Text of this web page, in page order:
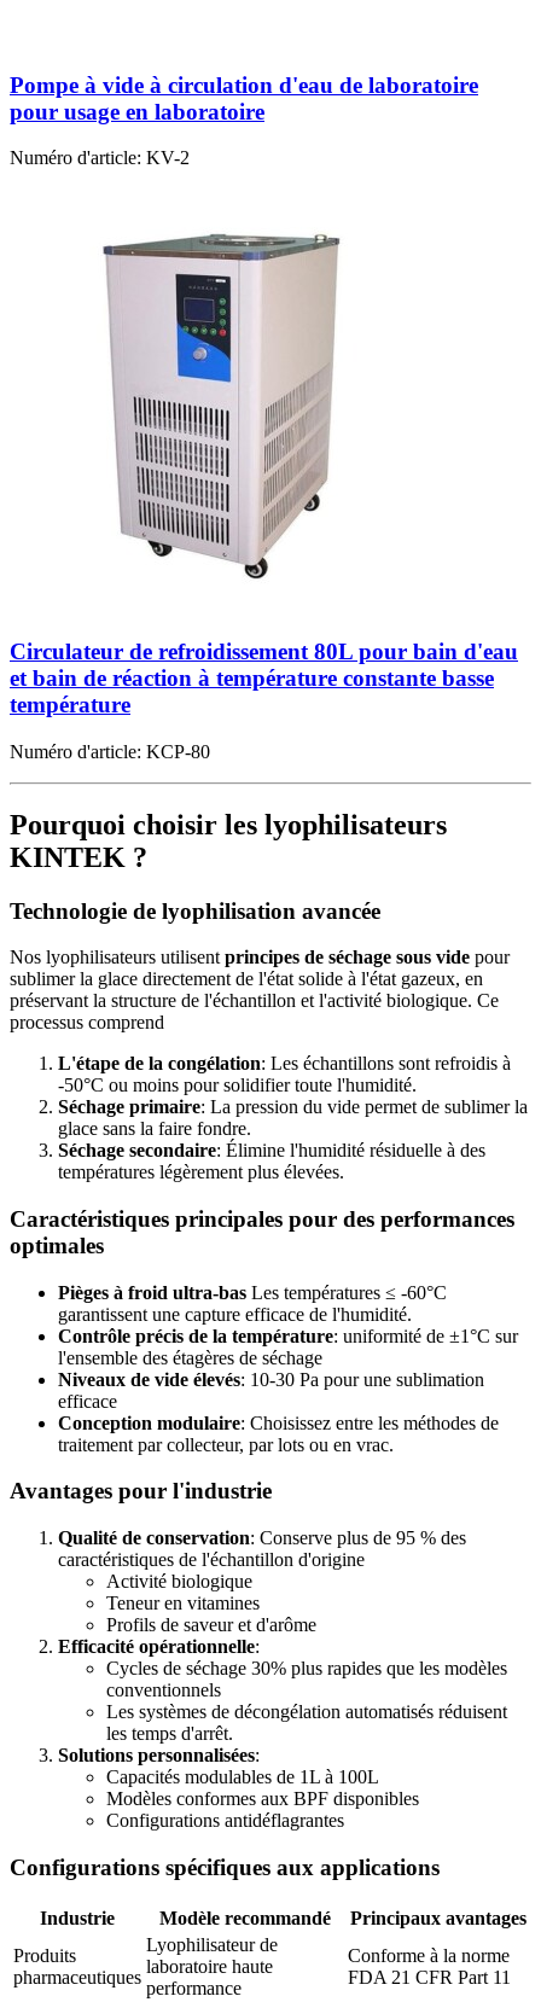
Pompe à vide à circulation d'eau de laboratoire
pour usage en laboratoire
Numéro d'article: KV-2
Circulateur de refroidissement 80L pour bain d'eau
et bain de réaction à température constante basse
température
Numéro d'article: KCP-80
Pourquoi choisir les lyophilisateurs
KINTEK ?
Technologie de lyophilisation avancée
Nos lyophilisateurs utilisent principes de séchage sous vide pour
sublimer la glace directement de l'état solide à l'état gazeux, en
préservant la structure de l'échantillon et l'activité biologique. Ce
processus comprend
L'étape de la congélation: Les échantillons sont refroidis à
-50°C ou moins pour solidifier toute l'humidité.
Séchage primaire: La pression du vide permet de sublimer la
glace sans la faire fondre.
Séchage secondaire: Élimine l'humidité résiduelle à des
températures légèrement plus élevées.
Caractéristiques principales pour des performances
optimales
Pièges à froid ultra-bas Les températures ≤ -60°C
garantissent une capture efficace de l'humidité.
Contrôle précis de la température: uniformité de ±1°C sur
l'ensemble des étagères de séchage
Niveaux de vide élevés: 10-30 Pa pour une sublimation
efficace
Conception modulaire: Choisissez entre les méthodes de
traitement par collecteur, par lots ou en vrac.
Avantages pour l'industrie
Qualité de conservation: Conserve plus de 95 % des
caractéristiques de l'échantillon d'origine
Activité biologique
Teneur en vitamines
Profils de saveur et d'arôme
Efficacité opérationnelle:
Cycles de séchage 30% plus rapides que les modèles
conventionnels
Les systèmes de décongélation automatisés réduisent
les temps d'arrêt.
Solutions personnalisées:
Capacités modulables de 1L à 100L
Modèles conformes aux BPF disponibles
Configurations antidéflagrantes
Configurations spécifiques aux applications
Industrie Modèle recommandé
Principaux avantages
Produits
pharmaceutiques
Lyophilisateur de
laboratoire haute
performance
Conforme à la norme
FDA 21 CFR Part 11